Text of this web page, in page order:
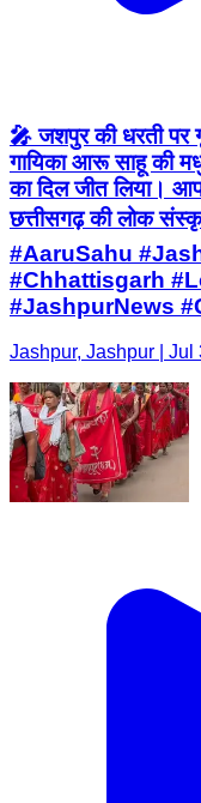
🎤 जशपुर की धरती पर
गायिका आरू साहू की
का दिल जीत लिया।
छत्तीसगढ़ की लोक
#AaruSahu
#Chhattisgarh
#JashpurNews
Jashpur, Jashpur | Jul